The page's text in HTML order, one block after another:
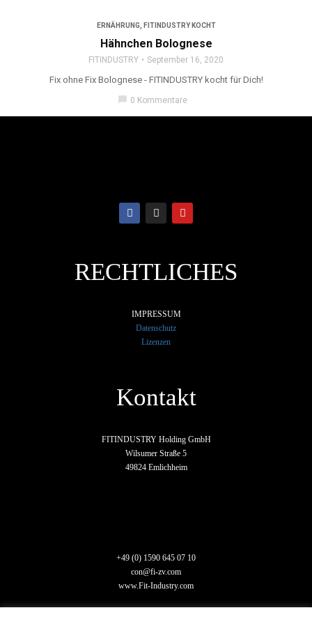
ERNÄHRUNG FITINDUSTRY KOCHT
Hähnchen Bolognese
FITINDUSTRY September 16, 2020
Fix ohne Fix Bolognese - FITINDUSTRY kocht für Dich!
chat_bubble 0 Kommentare
RECHTLICHES
IMPRESSUM
Datenschutz
Lizenzen
Kontakt
FITINDUSTRY Holding GmbH
Wilsumer Straße 5
49824 Emlichheim
+49 (0) 1590 645 07 10
con@fi-zv.com
www.Fit-Industry.com